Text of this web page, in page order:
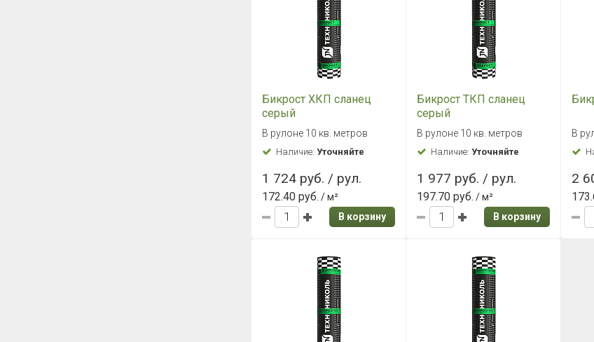
Бикрост ХКП сланец
серый
В рулоне 10 кв. метров
Наличие: Уточняйте
1 724 руб. / рул.
172.40 руб. / м²
В корзину
Бикрост ТКП сланец
серый
В рулоне 10 кв. метров
Наличие:Уточняйте
1 977 руб. / рул.
197.70 руб. / м²
В корзину
В
2